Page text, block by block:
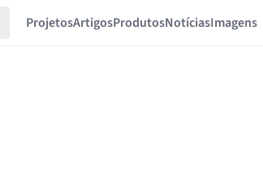
ProjetosArtigosProdutosNotíciasImagens